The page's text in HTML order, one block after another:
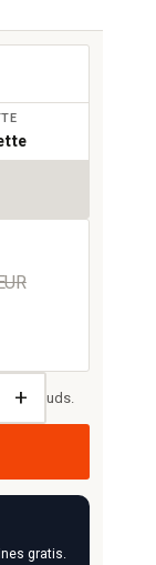
+ uds.
gratis.